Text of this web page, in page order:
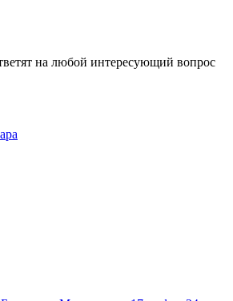
на любой интересующий вопрос